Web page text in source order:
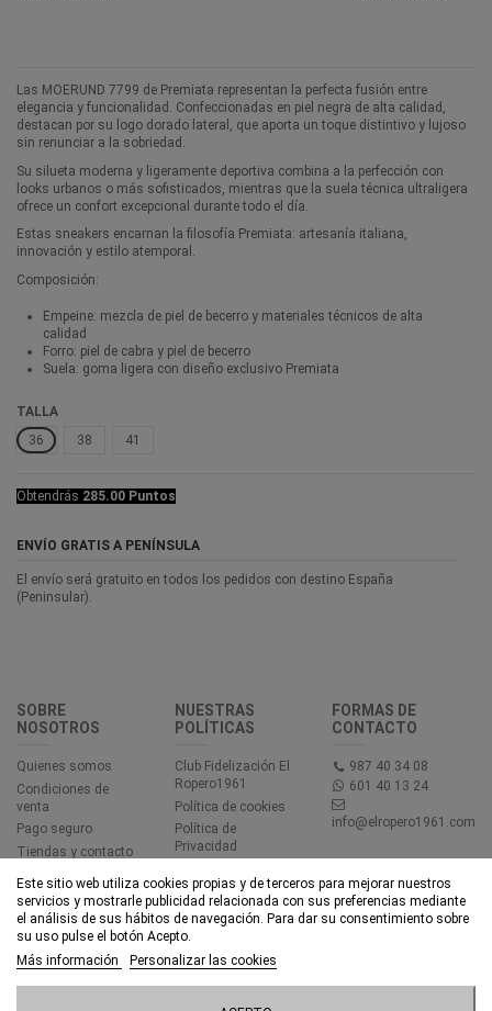
Las MOERUND 7799 de Premiata representan la perfecta fusión entre
elegancia y funcionalidad. Confeccionadas en piel negra de alta calidad,
destacan por su logo dorado lateral, que aporta un toque distintivo y lujoso
sin renunciar a la sobriedad.
Su silueta moderna y ligeramente deportiva combina a la perfección con
looks urbanos o más sofisticados, mientras que la suela técnica ultraligera
ofrece un confort excepcional durante todo el día.
Estas sneakers encarnan la filosofía Premiata: artesanía italiana,
innovación y estilo atemporal.
Composición:
Empeine: mezcla de piel de becerro y materiales técnicos de alta
calidad
Forro: piel de cabra y piel de becerro
Suela: goma ligera con diseño exclusivo Premiata
TALLA
36
38 41
Añadir al carrito
Obtendrás 285.00 Puntos
ENVÍO GRATIS A PENÍNSULA
El envío será gratuito en todos los pedidos con destino España
(Peninsular).
SOBRE
NOSOTROS
Quienes somos
Condiciones de
venta
Pago seguro
Tiendas y contacto
NUESTRAS
POLÍTICAS
Club Fidelización El
Ropero1961
Política de cookies
Política de
Privacidad
Accesibilidad
FORMAS DE
CONTACTO
987 40 34 08
601 40 13 24
info@elropero1961.com
Este sitio web utiliza cookies propias y de terceros para mejorar nuestros
servicios y mostrarle publicidad relacionada con sus preferencias mediante
el análisis de sus hábitos de navegación. Para dar su consentimiento sobre
su uso pulse el botón Acepto.
Más información
Personalizar las cookies
© EL ROPERO 1961 - Todos los derechos reservados - Powered by